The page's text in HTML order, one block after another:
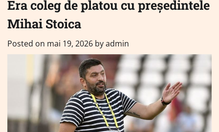
Era coleg de platou cu președintele
Mihai Stoica
Posted on mai 19, 2026 byadmin